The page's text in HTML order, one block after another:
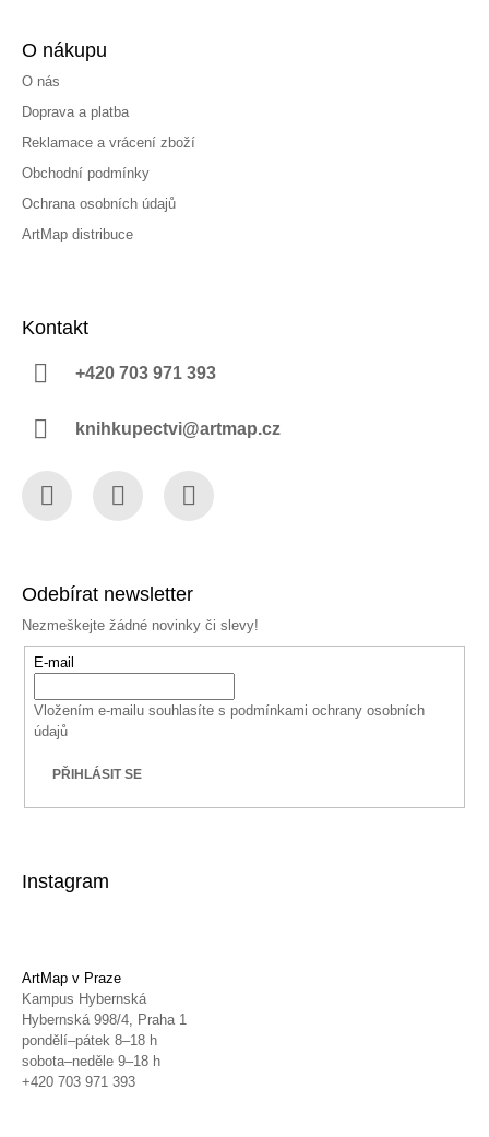
O nákupu
O nás
Doprava a platba
Reklamace a vrácení zboží
Obchodní podmínky
Ochrana osobních údajů
ArtMap distribuce
Kontakt
+420 703 971 393
knihkupectvi@artmap.cz
Odebírat newsletter
Nezmeškejte žádné novinky či slevy!
E-mail
Vložením e-mailu souhlasíte s podmínkami ochrany osobních
údajů
PŘIHLÁSIT SE
Instagram
ArtMap v Praze
Kampus Hybernská
Hybernská 998/4, Praha 1
pondělí–pátek 8–18 h
sobota–neděle 9–18 h
+420 703 971 393